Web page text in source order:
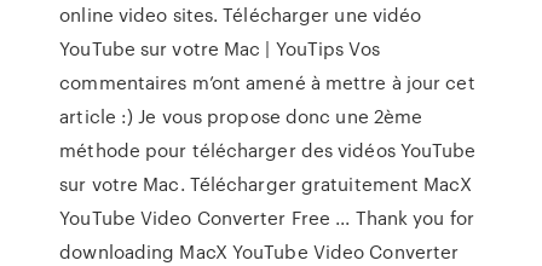
online video sites. Télécharger une vidéo
YouTube sur votre Mac | YouTips Vos
commentaires m’ont amené à mettre à jour cet
article :) Je vous propose donc une 2ème
méthode pour télécharger des vidéos YouTube
sur votre Mac. Télécharger gratuitement MacX
YouTube Video Converter Free ... Thank you for
downloading MacX YouTube Video Converter